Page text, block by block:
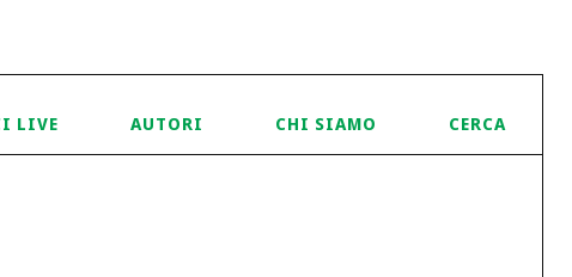
LIVE AUTORI CHI SIAMO CERCA